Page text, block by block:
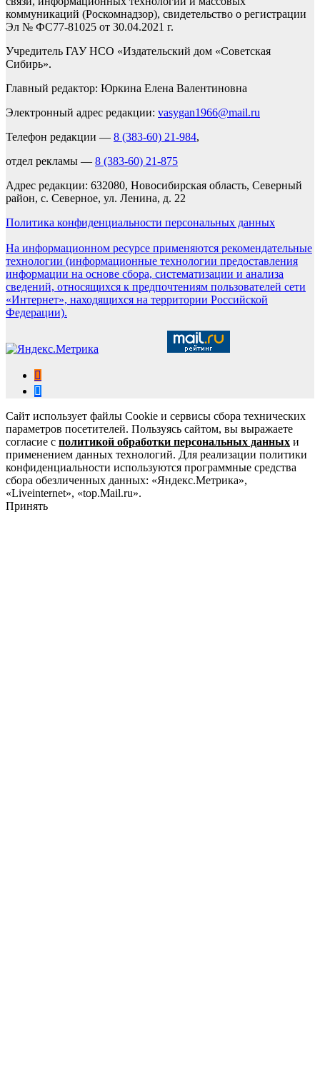
коммуникаций (Роскомнадзор), свидетельство о регистрации
Эл № ФС77-81025 от 30.04.2021 г.
Учредитель ГАУ НСО «Издательский дом «Советская
Сибирь».
Главный редактор: Юркина Елена Валентиновна
Электронный адрес редакции: vasygan1966@mail.ru
Телефон редакции — 8 (383-60) 21-984,
отдел рекламы — 8 (383-60) 21-875
Адрес редакции: 632080, Новосибирская область, Северный
район, с. Северное, ул. Ленина, д. 22
Политика конфиденциальности персональных данных
На информационном ресурсе применяются рекомендательные
технологии (информационные технологии предоставления
информации на основе сбора, систематизации и анализа
сведений, относящихся к предпочтениям пользователей сети
«Интернет», находящихся на территории Российской
Федерации).
Сайт использует файлы Cookie и сервисы сбора технических
параметров посетителей. Пользуясь сайтом, вы выражаете
согласие с политикой обработки персональных данных и
применением данных технологий. Для реализации политики
конфиденциальности используются программные средства
сбора обезличенных данных: «Яндекс.Метрика»,
«Liveinternet», «top.Mail.ru».
Принять